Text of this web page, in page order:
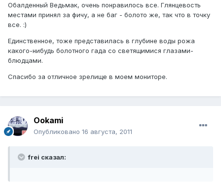
Обалденный Ведьмак, очень понравилось все. Глянцевость
местами принял за фичу, а не баг - болото же, так что в точку
все. :)
Единственное, тоже представилась в глубине воды рожа
какого-нибудь болотного гада со светящимися глазами-
блюдцами.
Спасибо за отличное зрелище в моем мониторе.
Ookami
Опубликовано 16 августа, 2011
frei сказал: